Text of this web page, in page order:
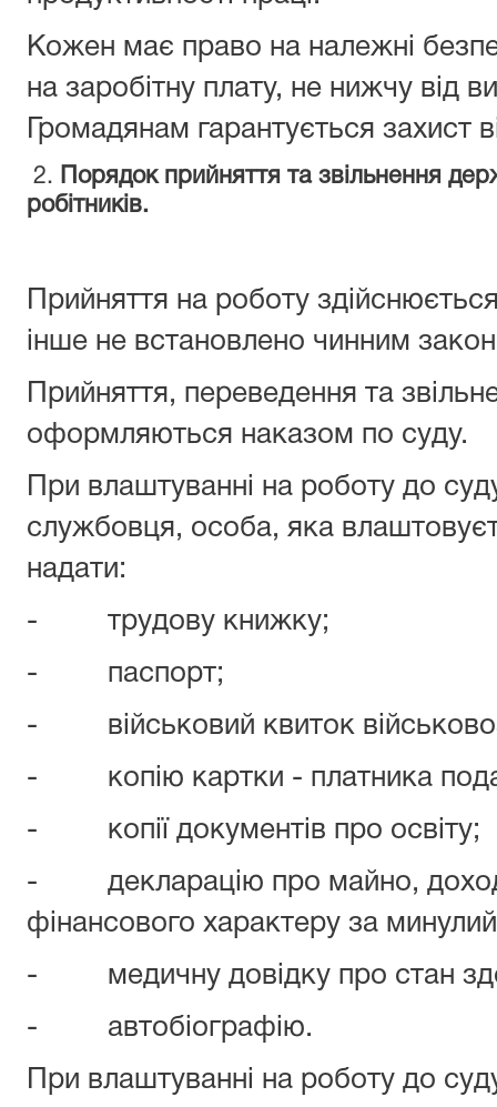
Кожен має право на належні
на заробітну плату, не нижчу від
Громадянам гарантується захист
2.
Порядок прийняття та звільнення
робітників.
Прийняття на роботу
інше не встановлено чинним
Прийняття, переведення та
оформляються наказом по суду.
При влаштуванні на роботу до
службовця, особа, яка
надати:
- трудову книжку;
- паспорт;
- військовий квиток
- копію картки - платника
- копії документів про освіту;
- декларацію про майно,
фінансового характеру за минулий
- медичну довідку про стан
- автобіографію.
При влаштуванні на роботу до